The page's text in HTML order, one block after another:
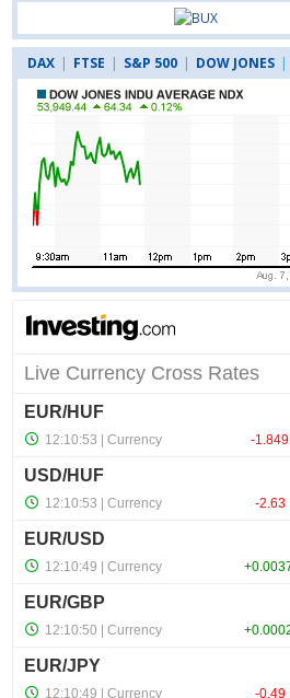
DAX | FTSE | S&P 500 | DOW JONES |